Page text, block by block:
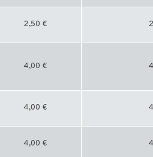
2,50 €
4,00 €
4,00 €
4,00 €